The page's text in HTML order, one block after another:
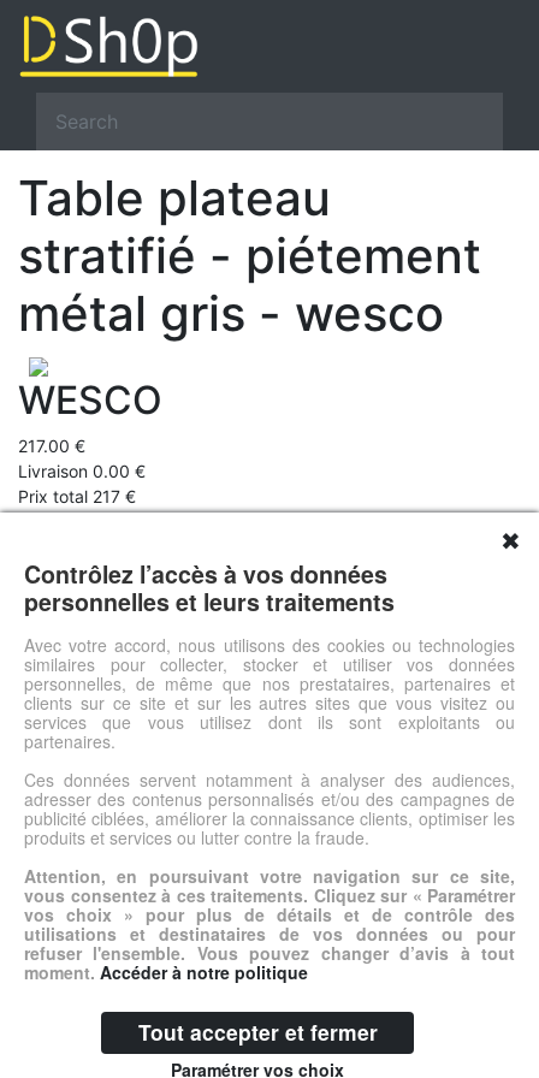
Table plateau
stratifié - piétement
métal gris - wesco
WESCO
217.00 €
Livraison 0.00 €
Prix total 217 €
entretenir, nos tables ont été spécialement étudiées pour les
collectivités. Les matériaux, traitements et revêtements ont été
choisis pour leur grande tenue aux utilisations intensives.
Choisissez selon vos besoins : la matière, la forme et la taille du
plateau, le coloris et la hauteur de pieds.
Voir l'offre
© DSh0p 2026 -Accueil-Mentions légales
✖
Contrôlez l’accès à vos données
personnelles et leurs traitements
Avec votre accord, nous utilisons des cookies ou technologies
similaires pour collecter, stocker et utiliser vos données
personnelles, de même que nos prestataires, partenaires et
clients sur ce site et sur les autres sites que vous visitez ou
services que vous utilisez dont ils sont exploitants ou
partenaires.
Ces données servent notamment à analyser des audiences,
adresser des contenus personnalisés et/ou des campagnes de
publicité ciblées, améliorer la connaissance clients, optimiser les
produits et services ou lutter contre la fraude.
Attention, en poursuivant votre navigation sur ce site,
vous consentez à ces traitements. Cliquez sur « Paramétrer
vos choix » pour plus de détails et de contrôle des
utilisations et destinataires de vos données ou pour
refuser l'ensemble. Vous pouvez changer d’avis à tout
moment. Accéder à notre politique
Tout accepter et fermer
Paramétrer vos choix